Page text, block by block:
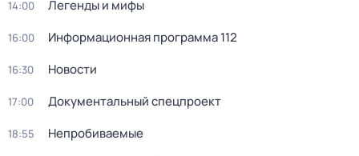
14:00 Легенды и мифы
16:00 Информационная программа 112
16:30 Новости
17:00 Документальный спецпроект
18:55 Непробиваемые